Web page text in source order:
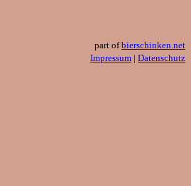
part ofbierschinken.net
Impressum | Datenschutz